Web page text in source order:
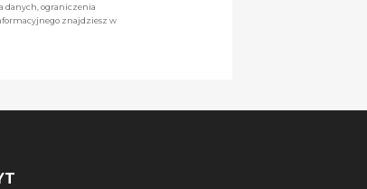
danych, ograniczenia
znajdziesz w